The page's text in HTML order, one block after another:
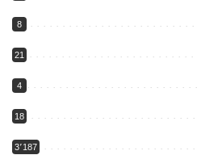
8
21
4
18
3٬187